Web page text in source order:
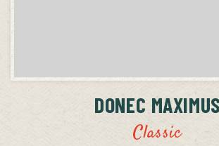
DONEC MAXIMUS
Classic